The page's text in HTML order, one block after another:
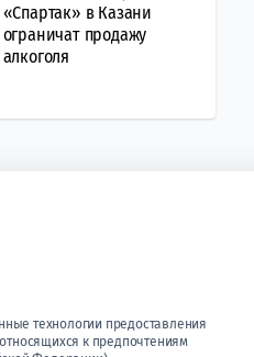
«Спартак» в Казани
ограничат продажу
алкоголя
технологии предоставления
к предпочтениям